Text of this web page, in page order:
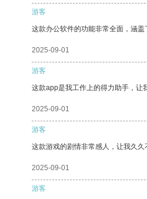
游客
这款办公软件的功能非常全面，涵
2025-09-01
游客
这款app是我工作上的得力助手，让
2025-09-01
游客
这款游戏的剧情非常感人，让我久久
2025-09-01
游客